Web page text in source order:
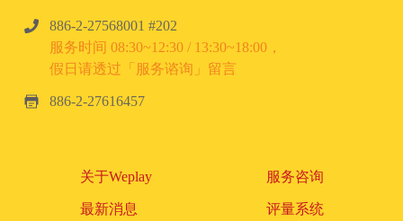
886-2-27568001 #202
服务时间 08:30~12:30 / 13:30~18:00，
假日请透过「服务谘询」留言
886-2-27616457
关于Weplay
最新消息
服务咨询
评量系统